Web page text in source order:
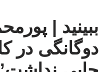
ببینید |
دوگانگی در